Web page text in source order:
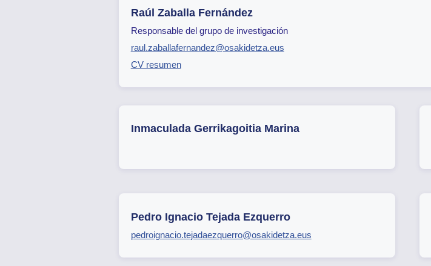
Raúl Zaballa Fernández
Responsable del grupo de investigación
raul.zaballafernandez@osakidetza.eus
CV resumen
Inmaculada Gerrikagoitia Marina
Pedro Ignacio Tejada Ezquerro
pedroignacio.tejadaezquerro@osakidetza.eus